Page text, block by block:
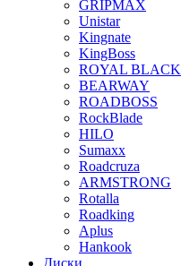
GRIPMAX
Unistar
Kingnate
KingBoss
ROYAL BLACK
BEARWAY
ROADBOSS
RockBlade
HILO
Sumaxx
Roadcruza
ARMSTRONG
Rotalla
Roadking
Aplus
Hankook
Диски